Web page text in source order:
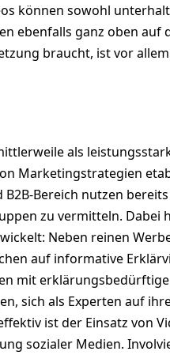
können sowohl
ebenfalls ganz oben
braucht, ist vor
als
Marketingstrategien
Bereich nutzen
zu vermitteln. Dabei
Neben reinen
auf informative
mit
sich als Experten auf
ist der Einsatz von
sozialer Medien.